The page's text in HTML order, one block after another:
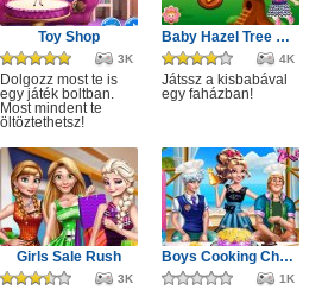
Toy Shop
3K
Dolgozz most te is
egy játék boltban.
Most mindent te
öltöztethetsz!
Baby Hazel Tree House
4K
Játssz a kisbabával
egy faházban!
Girls Sale Rush
3K
Boys Cooking Challenge
1K